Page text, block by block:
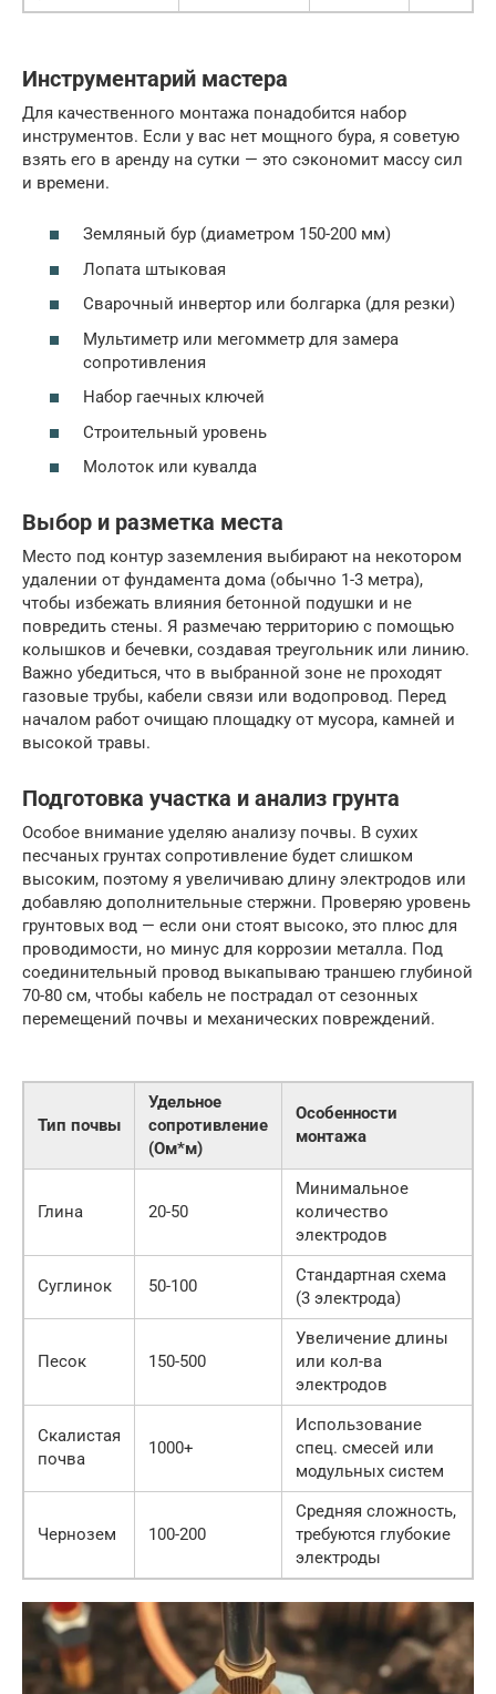
Инструментарий мастера
Для качественного монтажа понадобится набор
инструментов. Если у вас нет мощного бура, я советую
взять его в аренду на сутки — это сэкономит массу сил
и времени.
Земляный бур (диаметром 150-200 мм)
Лопата штыковая
Сварочный инвертор или болгарка (для резки)
Мультиметр или мегомметр для замера
сопротивления
Набор гаечных ключей
Строительный уровень
Молоток или кувалда
Выбор и разметка места
Место под контур заземления выбирают на некотором
удалении от фундамента дома (обычно 1-3 метра),
чтобы избежать влияния бетонной подушки и не
повредить стены. Я размечаю территорию с помощью
колышков и бечевки, создавая треугольник или линию.
Важно убедиться, что в выбранной зоне не проходят
газовые трубы, кабели связи или водопровод. Перед
началом работ очищаю площадку от мусора, камней и
высокой травы.
Подготовка участка и анализ грунта
Особое внимание уделяю анализу почвы. В сухих
песчаных грунтах сопротивление будет слишком
высоким, поэтому я увеличиваю длину электродов или
добавляю дополнительные стержни. Проверяю уровень
грунтовых вод — если они стоят высоко, это плюс для
проводимости, но минус для коррозии металла. Под
соединительный провод выкапываю траншею глубиной
70-80 см, чтобы кабель не пострадал от сезонных
перемещений почвы и механических повреждений.
Тип почвы
Удельное
сопротивление
(Ом*м)
Особенности
монтажа
Глина 20-50
Минимальное
количество
электродов
Суглинок 50-100
Стандартная схема
(3 электрода)
Песок 150-500
Увеличение длины
или кол-ва
электродов
Скалистая
почва
1000+
Использование
спец. смесей или
модульных систем
Чернозем 100-200
Средняя сложность,
требуются глубокие
электроды